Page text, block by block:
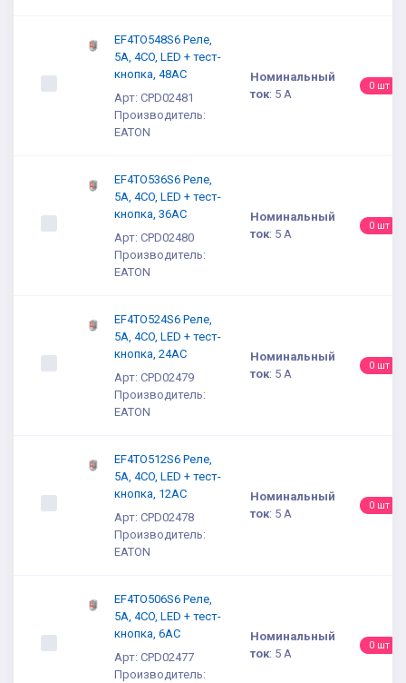
EF4TO548S6 Реле,
5A, 4CO, LED + тест-
кнопка, 48AC
Арт: CPD02481
Производитель:
EATON
Номинальный
ток: 5 А
0 шт
EF4TO536S6 Реле,
5A, 4CO, LED + тест-
кнопка, 36AC
Арт: CPD02480
Производитель:
EATON
Номинальный
ток: 5 А
0 шт
EF4TO524S6 Реле,
5A, 4CO, LED + тест-
кнопка, 24AC
Арт: CPD02479
Производитель:
EATON
Номинальный
ток: 5 А
0 шт
EF4TO512S6 Реле,
5A, 4CO, LED + тест-
кнопка, 12AC
Арт: CPD02478
Производитель:
EATON
Номинальный
ток: 5 А
0 шт
EF4TO506S6 Реле,
5A, 4CO, LED + тест-
кнопка, 6AC
Арт: CPD02477
Производитель:
Номинальный
ток: 5 А
0 шт